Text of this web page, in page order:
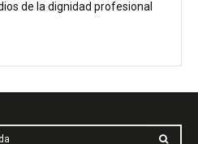
de la dignidad profesional